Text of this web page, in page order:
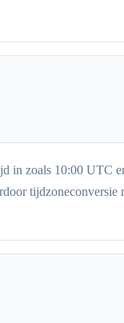
in zoals 10:00 UTC
tijdzoneconversie